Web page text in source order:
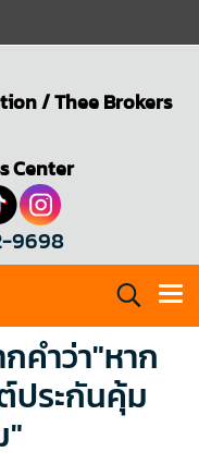
/Thee Brokers
Center
9698
คำว่า"หาก
ประกันคุ้ม
"